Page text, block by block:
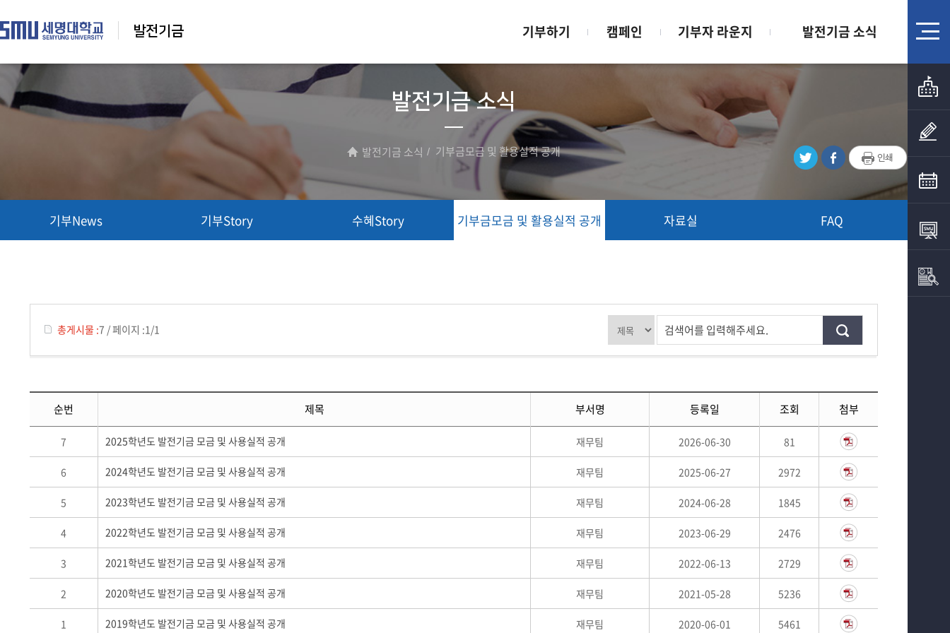
발전기금 기부하기 캠페인 기부자 라운지 발전기금 소식
발전기금 소식
발전기금 소식 기부금모금 및 활용실적 공개
기부News 기부Story 수혜Story 기부금모금 및 활용실적 공개 자료실 FAQ
총게시물 :7 /페이지 :1/1 검색어를 입력해주세요.
순번 제목 부서명 등록일 조회 첨부
7 2025학년도 발전기금 모금 및 사용실적 공개 재무팀 2026-06-30 81
6 2024학년도 발전기금 모금 및 사용실적 공개 재무팀 2025-06-27 2972
5 2023학년도 발전기금 모금 및 사용실적 공개 재무팀 2024-06-28 1845
4 2022학년도 발전기금 모금 및 사용실적 공개 재무팀 2023-06-29 2476
3 2021학년도 발전기금 모금 및 사용실적 공개 재무팀 2022-06-13 2729
2 2020학년도 발전기금 모금 및 사용실적 공개 재무팀 2021-05-28 5236
1 2019학년도 발전기금 모금 및 사용실적 공개 재무팀 2020-06-01 5461